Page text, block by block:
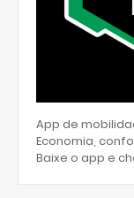
App de
Economia,
Baixe o app e